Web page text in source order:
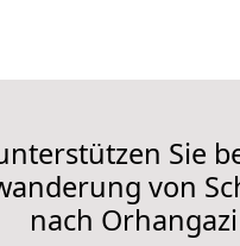
Sie
von
nach Orhangazi